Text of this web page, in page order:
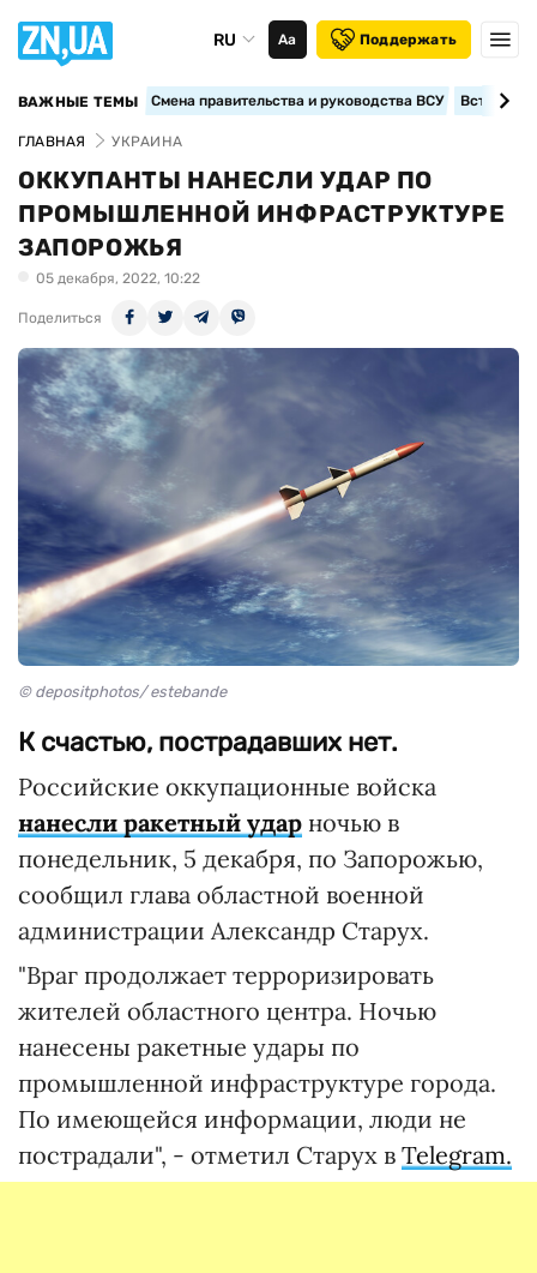
RU Аа Поддержать
ВАЖНЫЕ ТЕМЫ Смена правительства и руководства ВСУ
ГЛАВНАЯ УКРАИНА
ОККУПАНТЫ НАНЕСЛИ УДАР ПО
ПРОМЫШЛЕННОЙ ИНФРАСТРУКТУРЕ
ЗАПОРОЖЬЯ
05 декабря, 2022, 10:22
Поделиться
© depositphotos/ estebande
К счастью, пострадавших нет.
Российские оккупационные войска
нанесли ракетный удар ночью в
понедельник, 5 декабря, по Запорожью,
сообщил глава областной военной
администрации Александр Старух.
"Враг продолжает терроризировать
жителей областного центра. Ночью
нанесены ракетные удары по
промышленной инфраструктуре города.
По имеющейся информации, люди не
пострадали", - отметил Старух в Telegram.